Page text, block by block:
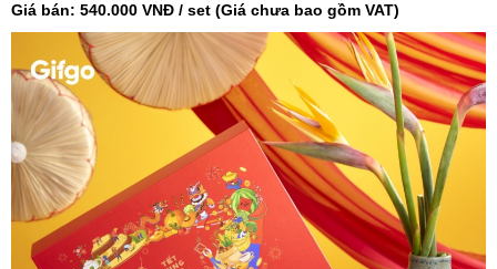
Giá bán: 540.000 VNĐ / set (Giá chưa bao gồm VAT)